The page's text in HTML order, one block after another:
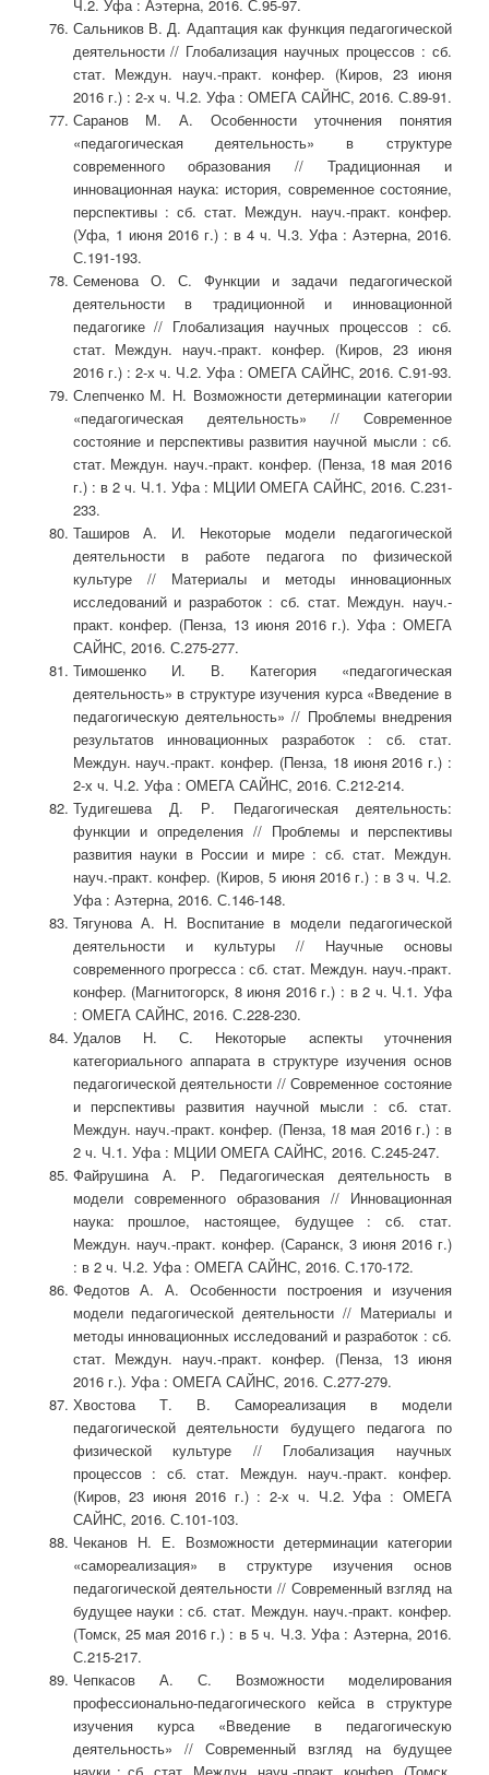
Ч.2. Уфа : Аэтерна, 2016. С.95-97.
Сальников В. Д. Адаптация как функция педагогической
деятельности // Глобализация научных процессов : сб.
стат. Междун. науч.-практ. конфер. (Киров, 23 июня
2016 г.) : 2-х ч. Ч.2. Уфа : ОМЕГА САЙНС, 2016. С.89-91.
Саранов М. А. Особенности уточнения понятия
«педагогическая деятельность» в структуре
современного образования // Традиционная и
инновационная наука: история, современное состояние,
перспективы : сб. стат. Междун. науч.-практ. конфер.
(Уфа, 1 июня 2016 г.) : в 4 ч. Ч.3. Уфа : Аэтерна, 2016.
С.191-193.
Семенова О. С. Функции и задачи педагогической
деятельности в традиционной и инновационной
педагогике // Глобализация научных процессов : сб.
стат. Междун. науч.-практ. конфер. (Киров, 23 июня
2016 г.) : 2-х ч. Ч.2. Уфа : ОМЕГА САЙНС, 2016. С.91-93.
Слепченко М. Н. Возможности детерминации категории
«педагогическая деятельность» // Современное
состояние и перспективы развития научной мысли : сб.
стат. Междун. науч.-практ. конфер. (Пенза, 18 мая 2016
г.) : в 2 ч. Ч.1. Уфа : МЦИИ ОМЕГА САЙНС, 2016. С.231-
233.
Таширов А. И. Некоторые модели педагогической
деятельности в работе педагога по физической
культуре // Материалы и методы инновационных
исследований и разработок : сб. стат. Междун. науч.-
практ. конфер. (Пенза, 13 июня 2016 г.). Уфа : ОМЕГА
САЙНС, 2016. С.275-277.
Тимошенко И. В. Категория «педагогическая
деятельность» в структуре изучения курса «Введение в
педагогическую деятельность» // Проблемы внедрения
результатов инновационных разработок : сб. стат.
Междун. науч.-практ. конфер. (Пенза, 18 июня 2016 г.) :
2-х ч. Ч.2. Уфа : ОМЕГА САЙНС, 2016. С.212-214.
Тудигешева Д. Р. Педагогическая деятельность:
функции и определения // Проблемы и перспективы
развития науки в России и мире : сб. стат. Междун.
науч.-практ. конфер. (Киров, 5 июня 2016 г.) : в 3 ч. Ч.2.
Уфа : Аэтерна, 2016. С.146-148.
Тягунова А. Н. Воспитание в модели педагогической
деятельности и культуры // Научные основы
современного прогресса : сб. стат. Междун. науч.-практ.
конфер. (Магнитогорск, 8 июня 2016 г.) : в 2 ч. Ч.1. Уфа
: ОМЕГА САЙНС, 2016. С.228-230.
Удалов Н. С. Некоторые аспекты уточнения
категориального аппарата в структуре изучения основ
педагогической деятельности // Современное состояние
и перспективы развития научной мысли : сб. стат.
Междун. науч.-практ. конфер. (Пенза, 18 мая 2016 г.) : в
2 ч. Ч.1. Уфа : МЦИИ ОМЕГА САЙНС, 2016. С.245-247.
Файрушина А. Р. Педагогическая деятельность в
модели современного образования // Инновационная
наука: прошлое, настоящее, будущее : сб. стат.
Междун. науч.-практ. конфер. (Саранск, 3 июня 2016 г.)
: в 2 ч. Ч.2. Уфа : ОМЕГА САЙНС, 2016. С.170-172.
Федотов А. А. Особенности построения и изучения
модели педагогической деятельности // Материалы и
методы инновационных исследований и разработок : сб.
стат. Междун. науч.-практ. конфер. (Пенза, 13 июня
2016 г.). Уфа : ОМЕГА САЙНС, 2016. С.277-279.
Хвостова Т. В. Самореализация в модели
педагогической деятельности будущего педагога по
физической культуре // Глобализация научных
процессов : сб. стат. Междун. науч.-практ. конфер.
(Киров, 23 июня 2016 г.) : 2-х ч. Ч.2. Уфа : ОМЕГА
САЙНС, 2016. С.101-103.
Чеканов Н. Е. Возможности детерминации категории
«самореализация» в структуре изучения основ
педагогической деятельности // Современный взгляд на
будущее науки : сб. стат. Междун. науч.-практ. конфер.
(Томск, 25 мая 2016 г.) : в 5 ч. Ч.3. Уфа : Аэтерна, 2016.
С.215-217.
Чепкасов А. С. Возможности моделирования
профессионально-педагогического кейса в структуре
изучения курса «Введение в педагогическую
деятельность» // Современный взгляд на будущее